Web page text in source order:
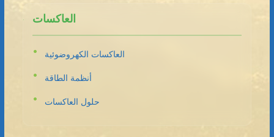
العاكسات
العاكسات الكهروضوئية
أنظمة الطاقة
حلول العاكسات